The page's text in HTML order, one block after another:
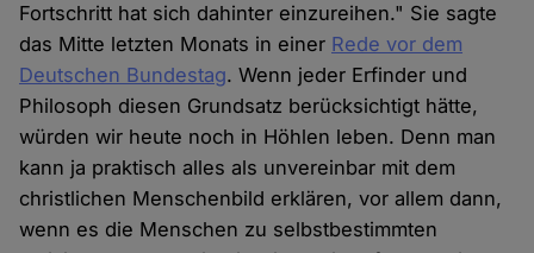
Fortschritt hat sich dahinter einzureihen." Sie sagte
das Mitte letzten Monats in einer Rede vor dem
Deutschen Bundestag. Wenn jeder Erfinder und
Philosoph diesen Grundsatz berücksichtigt hätte,
würden wir heute noch in Höhlen leben. Denn man
kann ja praktisch alles als unvereinbar mit dem
christlichen Menschenbild erklären, vor allem dann,
wenn es die Menschen zu selbstbestimmten